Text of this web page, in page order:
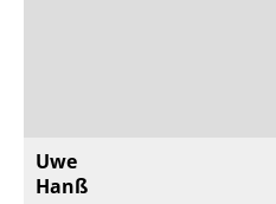
Uwe
Hanß